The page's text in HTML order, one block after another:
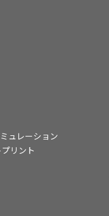
ュレーション
リント